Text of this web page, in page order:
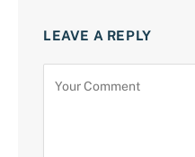
LEAVE A REPLY